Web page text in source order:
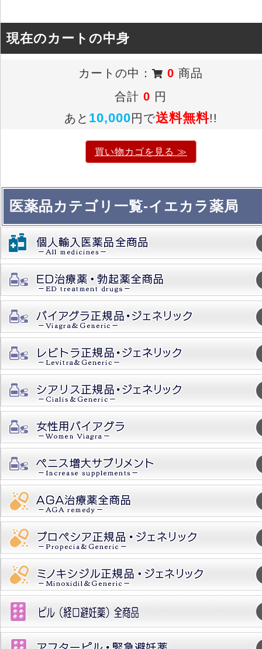
現在のカートの中身
カートの中： 0 商品
合計0 円
あと 10,000円で送料無料!!
買い物カゴを見る ≫
医薬品カテゴリ一覧-イエカラ薬局